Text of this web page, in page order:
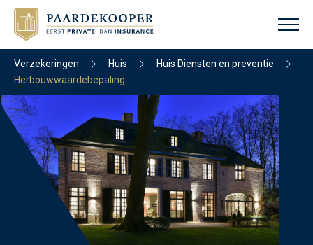
Verzekeringen Huis
Huis Diensten en preventie
Herbouwwaardebepaling